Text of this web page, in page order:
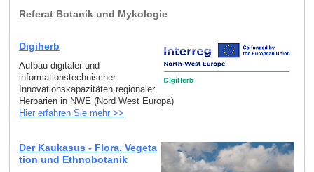
Referat Botanik und Mykologie
Digiherb
Aufbau digitaler und
informationstechnischer
Innovationskapazitäten regionaler
Herbarien in NWE (Nord West Europa)
Hier erfahren Sie mehr >>
Der Kaukasus - Flora, Vegeta
tion und Ethnobotanik